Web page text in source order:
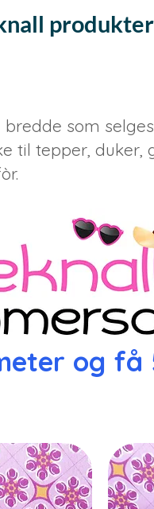
produkter
som
til tepper, duker,
og